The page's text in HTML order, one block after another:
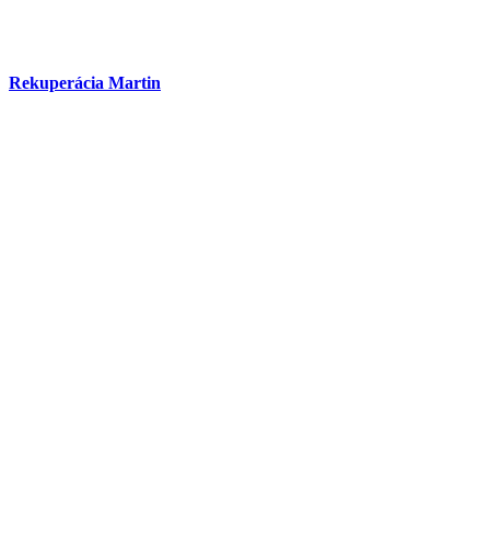
Rekuperácia Martin